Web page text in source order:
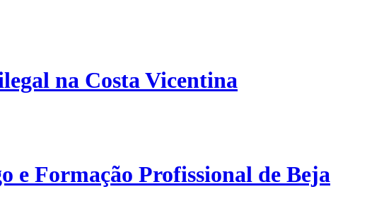
na Costa Vicentina
e Formação Profissional de Beja